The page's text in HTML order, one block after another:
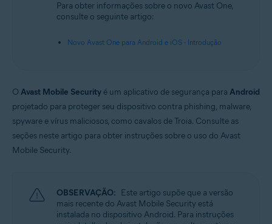
Para obter informações sobre o novo Avast One,
consulte o seguinte artigo:
Novo Avast One para Android e iOS - Introdução
O Avast Mobile Security é um aplicativo de segurança para Android
projetado para proteger seu dispositivo contra phishing, malware,
spyware e vírus maliciosos, como cavalos de Troia. Consulte as
seções neste artigo para obter instruções sobre o uso do Avast
Mobile Security.
OBSERVAÇÃO: Este artigo supõe que a versão
mais recente do Avast Mobile Security está
instalada no dispositivo Android. Para instruções